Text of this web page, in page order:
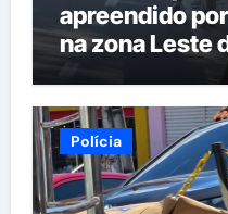
apreendido
na zona Leste
Polícia